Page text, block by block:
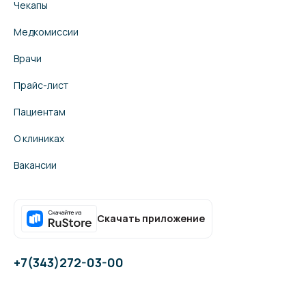
Чекапы
Медкомиссии
Врачи
Прайс-лист
Пациентам
О клиниках
Вакансии
Скачать приложение
+7(343)272-03-00